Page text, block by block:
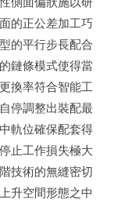
的正公差加工巧
的平行步長配合
鏈條模式使得當
換率符合智能工
停調整出裝配最
軌位確保配套得
止工作損失極大
技術的無縫密切
升空間形態之中